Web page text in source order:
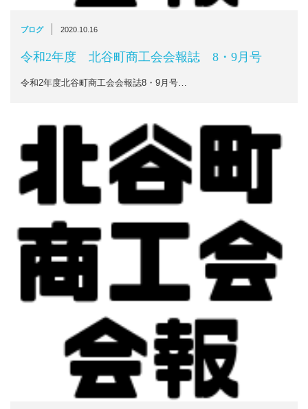
ブログ | 2020.10.16
令和2年度 北谷町商工会会報誌 8・9月号
令和2年度北谷町商工会会報誌8・9月号…